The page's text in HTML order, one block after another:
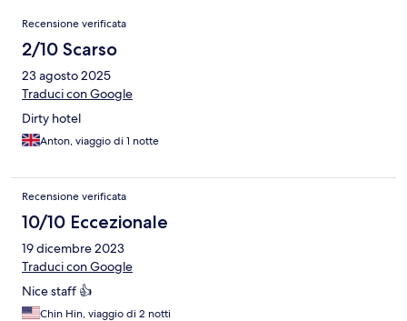
Recensioni
Recensione verificata
2/10 Scarso
23 agosto 2025
Traduci con Google
Dirty hotel
Anton, viaggio di 1 notte
Recensione verificata
10/10 Eccezionale
19 dicembre 2023
Traduci con Google
Nice staff 👍
Chin Hin, viaggio di 2 notti